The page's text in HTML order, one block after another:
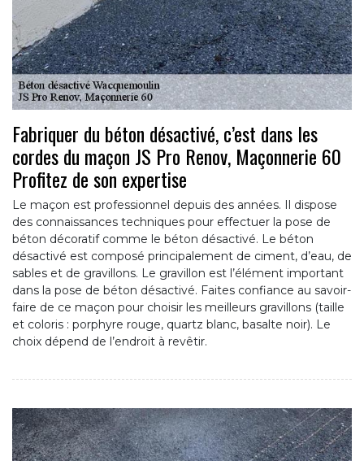
Fabriquer du béton désactivé, c’est dans les
cordes du maçon JS Pro Renov, Maçonnerie 60
Profitez de son expertise
Le maçon est professionnel depuis des années. Il dispose
des connaissances techniques pour effectuer la pose de
béton décoratif comme le béton désactivé. Le béton
désactivé est composé principalement de ciment, d’eau, de
sables et de gravillons. Le gravillon est l’élément important
dans la pose de béton désactivé. Faites confiance au savoir-
faire de ce maçon pour choisir les meilleurs gravillons (taille
et coloris : porphyre rouge, quartz blanc, basalte noir). Le
choix dépend de l’endroit à revêtir.